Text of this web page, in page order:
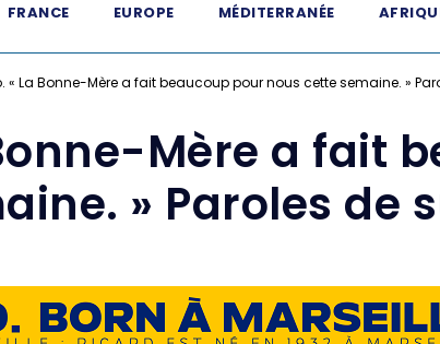
FRANCE EUROPE MÉDITERRANÉE
« La Bonne-Mère a fait beaucoup pour nous cette semaine. »
Mère a fait
» Paroles de